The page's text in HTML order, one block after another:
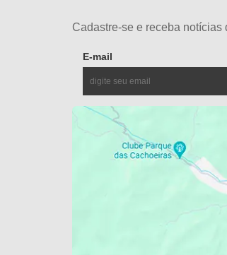
Cadastre-se e receba notícias
E-mail